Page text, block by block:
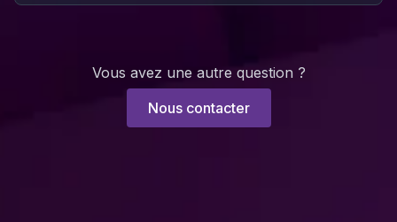
Vous avez une autre question ?
Nous contacter